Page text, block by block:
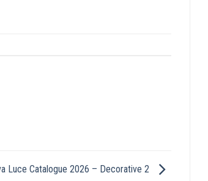
Luce Catalogue 2026 – Decorative 2